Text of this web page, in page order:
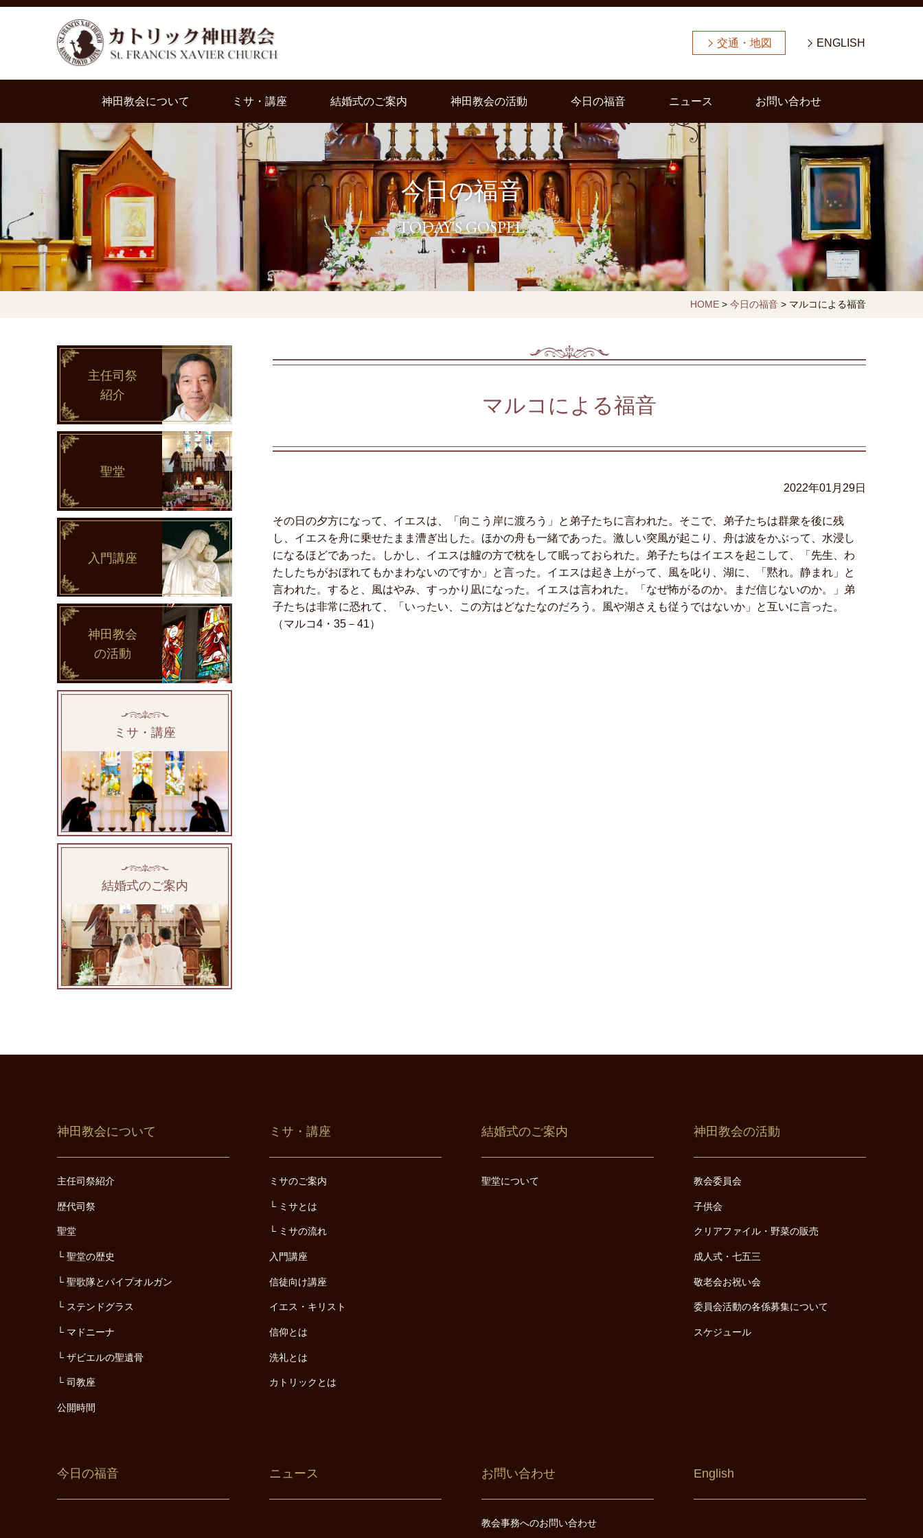
交通・地図 ENGLISH
神田教会について ミサ・講座 結婚式のご案内 神田教会の活動 今日の福音 ニュース お問い合わせ
今日の福音
TODAY'S GOSPEL
HOME> 今日の福音> マルコによる福音
マルコによる福音
2022年01月29日
その日の夕方になって、イエスは、「向こう岸に渡ろう」と弟子たちに言われた。そこで、弟子たちは群衆を後に残
し、イエスを舟に乗せたまま漕ぎ出した。ほかの舟も一緒であった。激しい突風が起こり、舟は波をかぶって、水浸し
になるほどであった。しかし、イエスは艫の方で枕をして眠っておられた。弟子たちはイエスを起こして、「先生、わ
たしたちがおぼれてもかまわないのですか」と言った。イエスは起き上がって、風を叱り、湖に、「黙れ。静まれ」と
言われた。すると、風はやみ、すっかり凪になった。イエスは言われた。「なぜ怖がるのか。まだ信じないのか。」弟
子たちは非常に恐れて、「いったい、この方はどなたなのだろう。風や湖さえも従うではないか」と互いに言った。
（マルコ4・35－41）
主任司祭
紹介
聖堂
入門講座
神田教会
の活動
ミサ・講座
結婚式のご案内
神田教会について
主任司祭紹介
歴代司祭
聖堂
聖堂の歴史
聖歌隊とパイプオルガン
ステンドグラス
マドニーナ
ザビエルの聖遺骨
司教座
公開時間
ミサ・講座
ミサのご案内
ミサとは
ミサの流れ
入門講座
信徒向け講座
イエス・キリスト
信仰とは
洗礼とは
カトリックとは
結婚式のご案内
聖堂について
神田教会の活動
教会委員会
子供会
クリアファイル・野菜の販売
成人式・七五三
敬老会お祝い会
委員会活動の各係募集について
スケジュール
今日の福音 ニュース お問い合わせ
教会事務へのお問い合わせ
English